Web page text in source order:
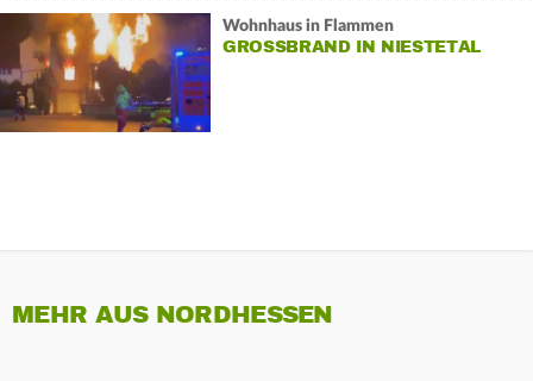
Wohnhaus in Flammen
GROSSBRAND IN NIESTETAL
MEHR AUS NORDHESSEN